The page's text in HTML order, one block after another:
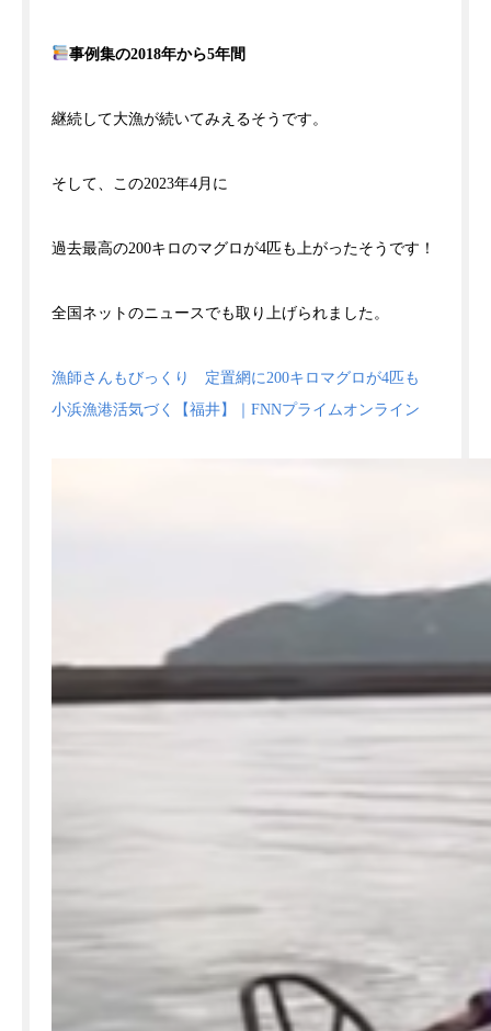
事例集の2018年から5年間
継続して大漁が続いてみえるそうです。
そして、この2023年4月に
過去最高の200キロのマグロが4匹も上がったそうです！
全国ネットのニュースでも取り上げられました。
漁師さんもびっくり 定置網に200キロマグロが4匹も
小浜漁港活気づく【福井】｜FNNプライムオンライン